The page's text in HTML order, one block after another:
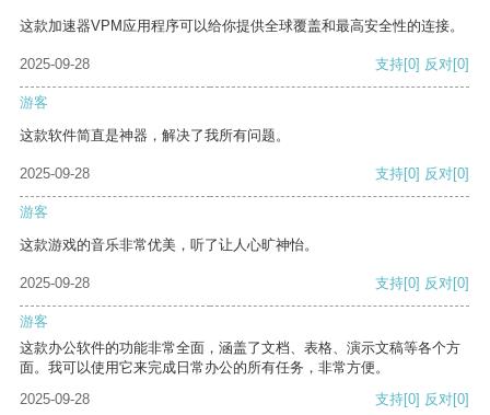
这款加速器VPM应用程序可以给你提供全球覆盖和最高安全性的连接。
2025-09-28 支持[0] 反对[0]
游客
这款软件简直是神器，解决了我所有问题。
2025-09-28 支持[0] 反对[0]
游客
这款游戏的音乐非常优美，听了让人心旷神怡。
2025-09-28 支持[0] 反对[0]
游客
这款办公软件的功能非常全面，涵盖了文档、表格、演示文稿等各个方
面。我可以使用它来完成日常办公的所有任务，非常方便。
2025-09-28
支持[0] 反对[0]